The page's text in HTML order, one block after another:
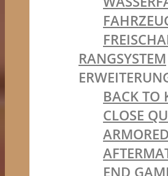
RANGSYSTEM
BACK TO
CLOSE